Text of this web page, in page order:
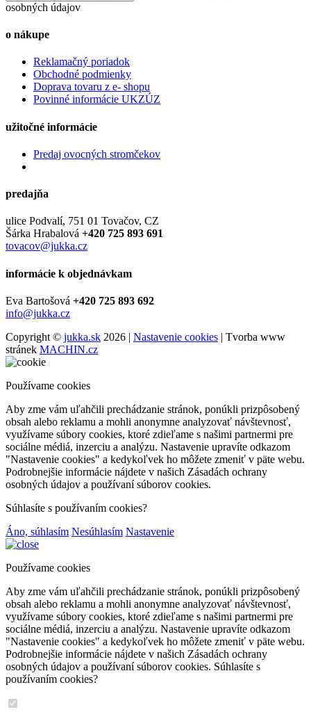
osobných údajov
o nákupe
Reklamačný poriadok
Obchodné podmienky
Doprava tovaru z e- shopu
Povinné informácie UKZÚZ
užitočné informácie
Predaj ovocných stromčekov
predajňa
ulice Podvalí, 751 01 Tovačov, CZ
Šárka Hrabalová +420 725 893 691
tovacov@jukka.cz
informácie k objednávkam
Eva Bartošová +420 725 893 692
info@jukka.cz
Copyright © jukka.sk 2026 | Nastavenie cookies | Tvorba www
stránek MACHIN.cz
Používame cookies
Aby zme vám uľahčili prechádzanie stránok, ponúkli prizpôsobený
obsah alebo reklamu a mohli anonymne analyzovať návštevnosť,
využívame súbory cookies, ktoré zdieľame s našimi partnermi pre
sociálne médiá, inzerciu a analýzu. Nastavenie upravíte odkazom
"Nastavenie cookies" a kedykoľvek ho môžete zmeniť v päte webu.
Podrobnejšie informácie nájdete v našich Zásadách ochrany
osobných údajov a používaní súborov cookies.
Súhlasíte s používaním cookies?
Áno, súhlasím Nesúhlasím Nastavenie
Používame cookies
Aby zme vám uľahčili prechádzanie stránok, ponúkli prizpôsobený
obsah alebo reklamu a mohli anonymne analyzovať návštevnosť,
využívame súbory cookies, ktoré zdieľame s našimi partnermi pre
sociálne médiá, inzerciu a analýzu. Nastavenie upravíte odkazom
"Nastavenie cookies" a kedykoľvek ho môžete zmeniť v päte webu.
Podrobnejšie informácie nájdete v našich Zásadách ochrany
osobných údajov a používaní súborov cookies. Súhlasíte s
používaním cookies?